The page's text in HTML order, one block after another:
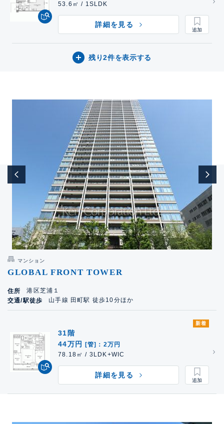
53.6㎡ / 1SLDK
詳細を見る
残り2件を表示する
マンション
GLOBAL FRONT TOWER
住所
港区芝浦１
交通/駅徒歩
山手線 田町駅 徒歩10分ほか
新着
31階
44万円
[管]：2万円
78.18㎡ / 3LDK+WIC
詳細を見る